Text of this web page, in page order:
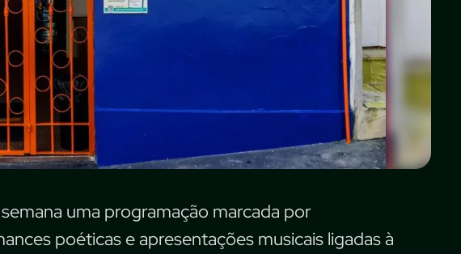
uma programação marcada por
poéticas e apresentações musicais ligadas à